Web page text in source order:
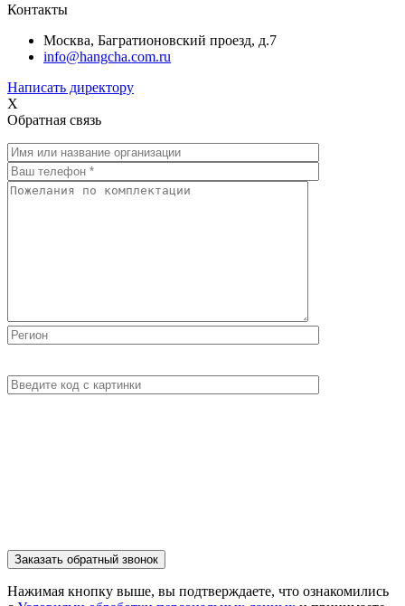
Контакты
Москва, Багратионовский проезд, д.7
info@hangcha.com.ru
Написать директору
X
Обратная связь
Нажимая кнопку выше, вы подтверждаете, что ознакомились